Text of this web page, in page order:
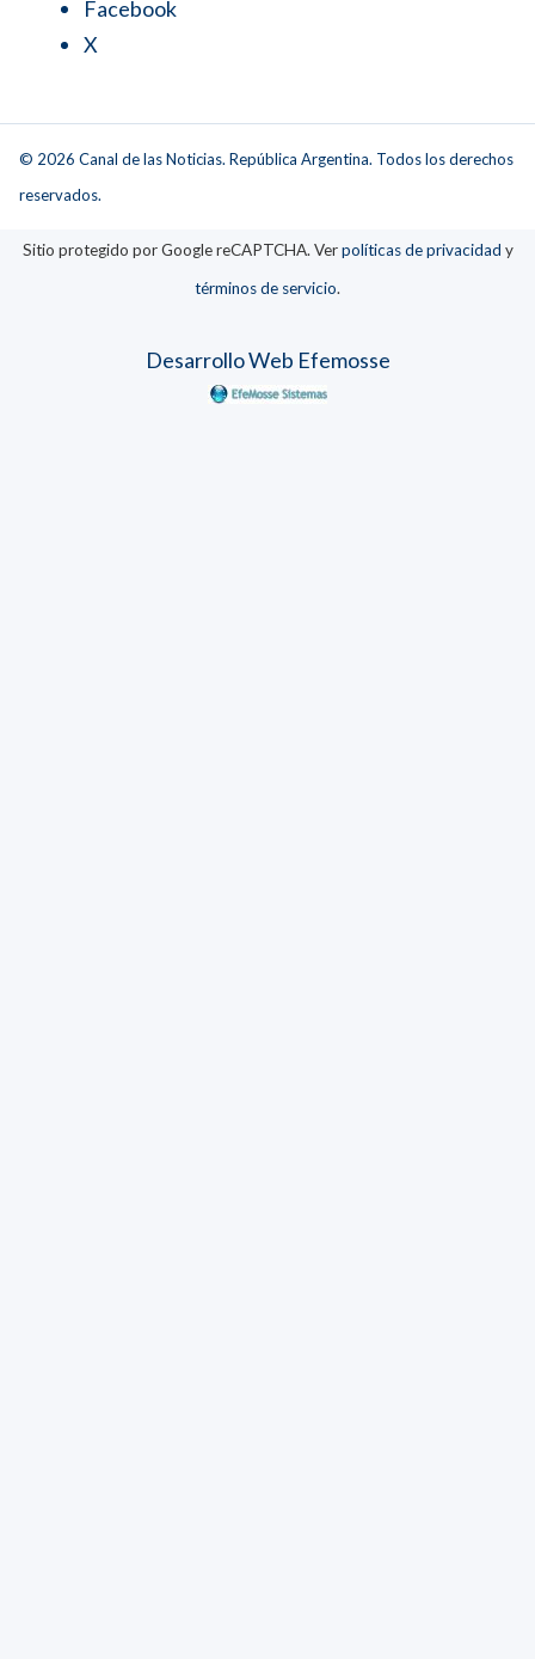
Facebook
X
© 2026 Canal de las Noticias. República Argentina. Todos los derechos
reservados.
Sitio protegido por Google reCAPTCHA. Verpolíticas de privacidad y
términos de servicio.
Desarrollo Web Efemosse